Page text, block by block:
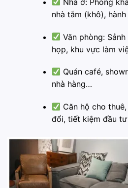
nhà tắm (khô),
Văn phòng:
họp, khu vực làm
Quán café,
nhà hàng…
Căn hộ cho
đổi, tiết kiệm đầu tư